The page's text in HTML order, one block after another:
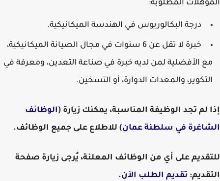
المؤهلات المطلوبة:
درجة البكالوريوس في الهندسة الميكانيكية.
خبرة لا تقل عن 6 سنوات في مجال الصيانة الميكانيكية،
مع الأفضلية لمن لديه خبرة في صناعة التعدين، ومعرفة في
التكوير، والمعدات الدوارة، أو التسخين.
إذا لم تجد الوظيفة المناسبة، يمكنك زيارة (الوظائف
الشاغرة في سلطنة عمان) للاطلاع على جميع الوظائف.
للتقديم على أي من الوظائف المعلنة، يُرجى زيارة صفحة
التقديم: تقديم الطلب الآن.